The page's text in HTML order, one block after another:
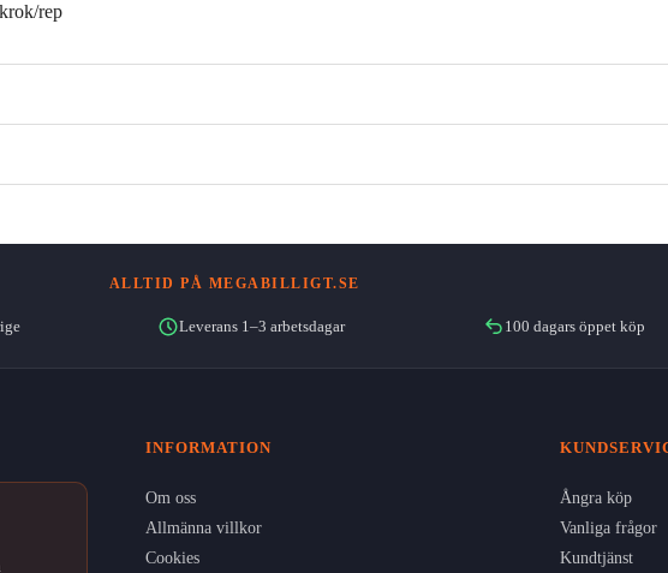
rep
ALLTID PÅ MEGABILLIGT.SE
Leverans 1–3 arbetsdagar 100 dagars öppet köp
INFORMATION
Om oss
Allmänna villkor
Cookies
Ångra köp
Vanliga frågor
Kundtjänst